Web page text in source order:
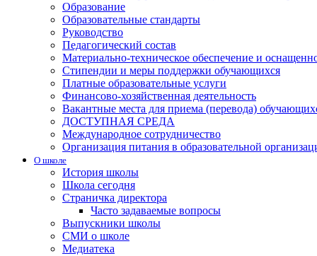
Образование
Образовательные стандарты
Руководство
Педагогический состав
Материально-техническое обеспечение и
Стипендии и меры поддержки обучающихся
Платные образовательные услуги
Финансово-хозяйственная деятельность
Вакантные места для приема (перевода)
ДОСТУПНАЯ СРЕДА
Международное сотрудничество
Организация питания в образовательной
О школе
История школы
Школа сегодня
Страничка директора
Часто задаваемые вопросы
Выпускники школы
СМИ о школе
Медиатека